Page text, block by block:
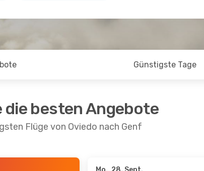
Günstigste Tage
die besten Angebote
Flüge von Oviedo nach Genf